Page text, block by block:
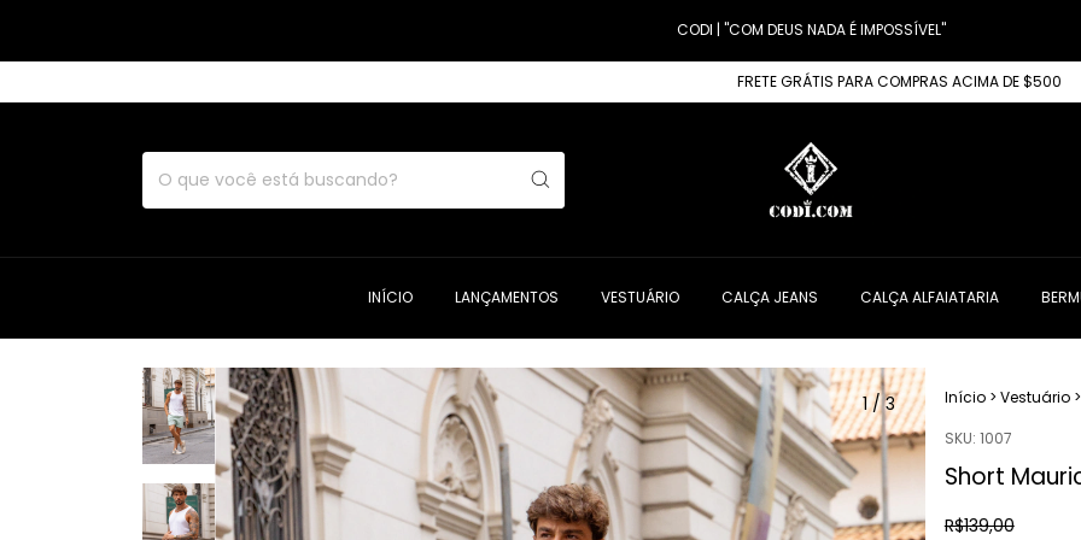
CODI | "COM DEUS NADA É IMPOSSÍVEL"
FRETE GRÁTIS PARA COMPRAS ACIMA DE $500 USE O
INÍCIO LANÇAMENTOS VESTUÁRIO CALÇA JEANS CALÇA ALFAIATARIA
1/3 Início > Vestuário >
SKU: 1007
Short
R$139,00